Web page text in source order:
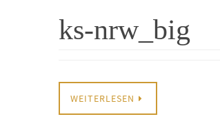
ks-nrw_big
WEITERLESEN